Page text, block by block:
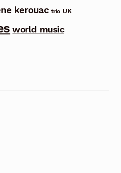
kerouac trio UK
world music